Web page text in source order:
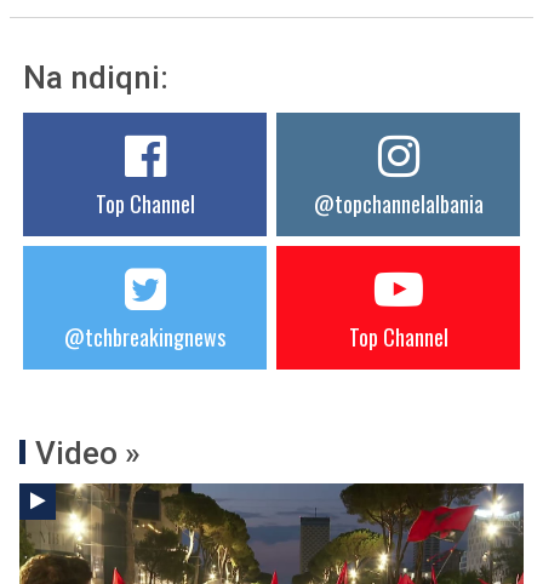
Na ndiqni:
Top Channel @topchannelalbania
@tchbreakingnews Top Channel
Video »